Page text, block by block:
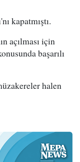
kapatmıştı.
açılması için
başarılı
halen